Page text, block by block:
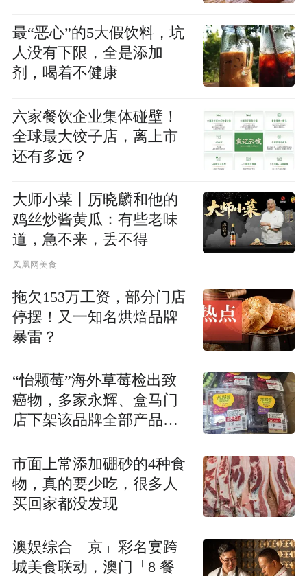
最“恶心”的5大假饮料，坑
人没有下限，全是添加
剂，喝着不健康
六家餐饮企业集体碰壁！
全球最大饺子店，离上市
还有多远？
大师小菜丨厉晓麟和他的
鸡丝炒酱黄瓜：有些老味
道，急不来，丢不得
凤凰网美食
拖欠153万工资，部分门店
停摆！又一知名烘焙品牌
暴雷？
“怡颗莓”海外草莓检出致
癌物，多家永辉、盒马门
店下架该品牌全部产品，
市面上常添加硼砂的4种食
物，真的要少吃，很多人
买回家都没发现
澳娱综合「京」彩名宴跨
城美食联动，澳门「8 餐